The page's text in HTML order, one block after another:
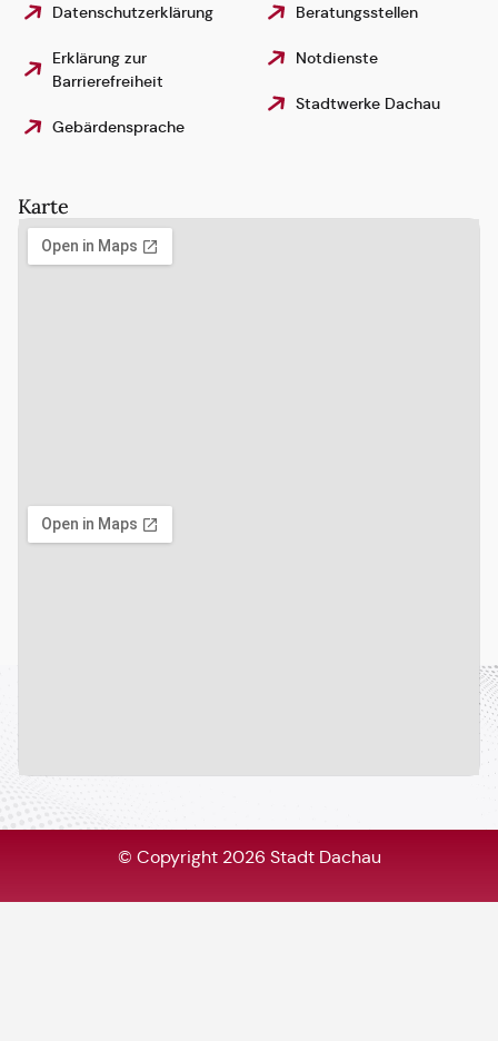
Datenschutzerklärung
Erklärung zur
Barrierefreiheit
Gebärdensprache
Beratungsstellen
Notdienste
Stadtwerke Dachau
Karte
© Copyright 2026 Stadt Dachau